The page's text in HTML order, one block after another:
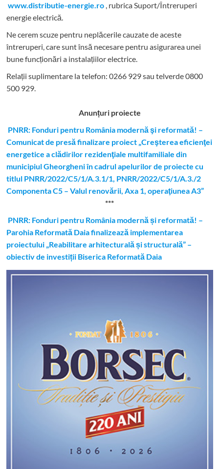
www.distributie-energie.ro , rubrica Suport/Întreruperi
energie electrică.
Ne cerem scuze pentru neplăcerile cauzate de aceste
întreruperi, care sunt însă necesare pentru asigurarea unei
bune funcționări a instalațiilor electrice.
Relații suplimentare la telefon: 0266 929 sau telverde 0800
500 929.
Anunțuri proiecte
PNRR: Fonduri pentru România modernă şi reformată! –
Comunicat de presă finalizare proiect „Creşterea eficienţei
energetice a clădirilor rezidenţiale multifamiliale din
municipiul Gheorgheni în cadrul apelurilor de proiecte cu
titlul PNRR/2022/C5/1/A.3.1/1, PNRR/2022/C5/1/A.3./2
Componenta C5 – Valul renovării, Axa 1, operaţiunea A3”
***
PNRR: Fonduri pentru România modernă și reformată! –
Parohia Reformată Daia finalizează implementarea
proiectului „Reabilitare arhitecturală și structurală” –
obiectiv de investiții Biserica Reformată Daia